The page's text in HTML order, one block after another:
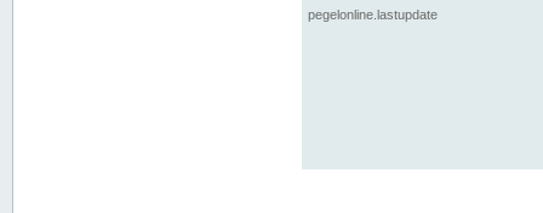
pegelonline.lastupdate